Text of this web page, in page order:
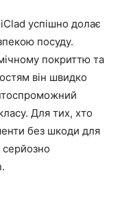
успішно долає
посуду.
покриттю та
він швидко
Для тих, хто
без шкоди для
серйозно